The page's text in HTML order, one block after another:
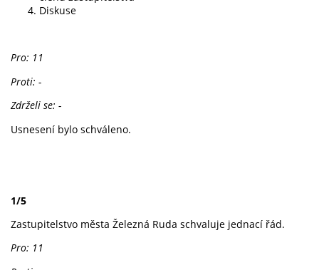
Diskuse
Pro: 11
Proti: -
Zdrželi se: -
Usnesení bylo schváleno.
1/5
Zastupitelstvo města Železná Ruda schvaluje jednací řád.
Pro: 11